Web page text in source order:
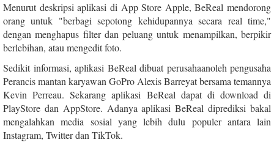
Menurut deskripsi aplikasi di App Store Apple, BeReal mendorong
orang untuk "berbagi sepotong kehidupannya secara real time,"
dengan menghapus filter dan peluang untuk menampilkan, berpikir
berlebihan, atau mengedit foto.
Sedikit informasi, aplikasi BeReal dibuat perusahaanoleh pengusaha
Perancis mantan karyawan GoPro Alexis Barreyat bersama temannya
Kevin Perreau. Sekarang aplikasi BeReal dapat di download di
PlayStore dan AppStore. Adanya aplikasi BeReal diprediksi bakal
mengalahkan media sosial yang lebih dulu populer antara lain
Instagram, Twitter dan TikTok.